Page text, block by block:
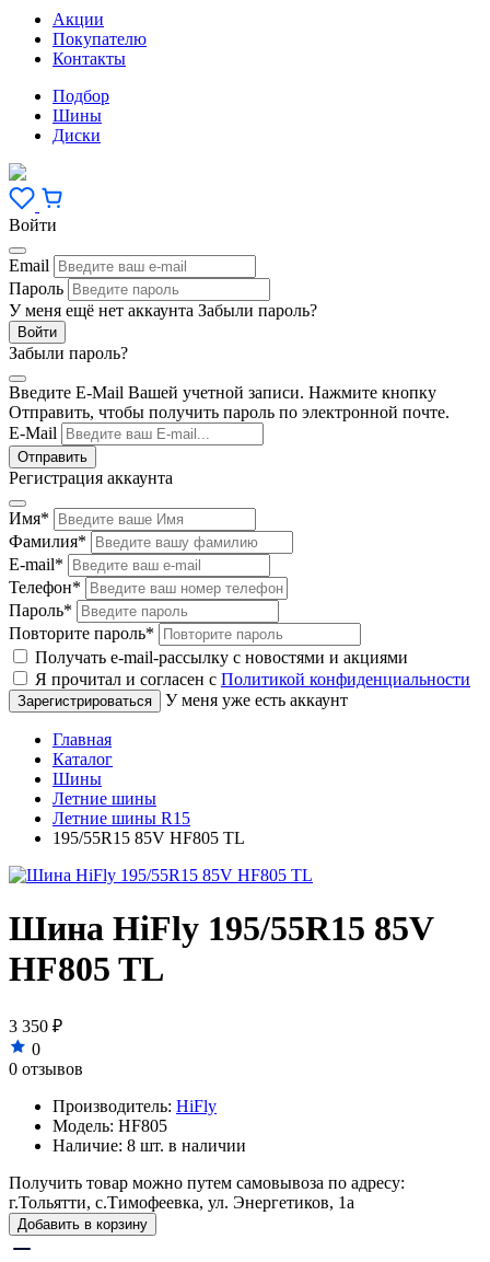
Акции
Покупателю
Контакты
Подбор
Шины
Диски
Войти
Email
Пароль
У меня ещё нет аккаунта Забыли пароль?
Забыли пароль?
Введите E-Mail Вашей учетной записи. Нажмите кнопку
Отправить, чтобы получить пароль по электронной почте.
E-Mail
Регистрация аккаунта
Имя*
Фамилия*
E-mail*
Телефон*
Пароль*
Повторите пароль*
Получать e-mail-рассылку с новостями и акциями
Я прочитал и согласен с Политикой конфиденциальности
У меня уже есть аккаунт
Главная
Каталог
Шины
Летние шины
Летние шины R15
195/55R15 85V HF805 TL
Шина HiFly 195/55R15 85V
HF805 TL
3 350 ₽
0
0 отзывов
Производитель: HiFly
Модель: HF805
Наличие: 8 шт. в наличии
Получить товар можно путем самовывоза по адресу:
г.Тольятти, с.Тимофеевка, ул. Энергетиков, 1а
Добавить в корзину